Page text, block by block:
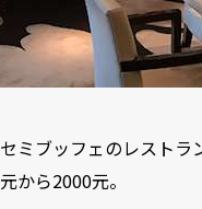
セミブッフェのレストラ
元から2000元。